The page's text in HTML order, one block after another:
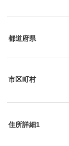
都道府県
市区町村
住所詳細1